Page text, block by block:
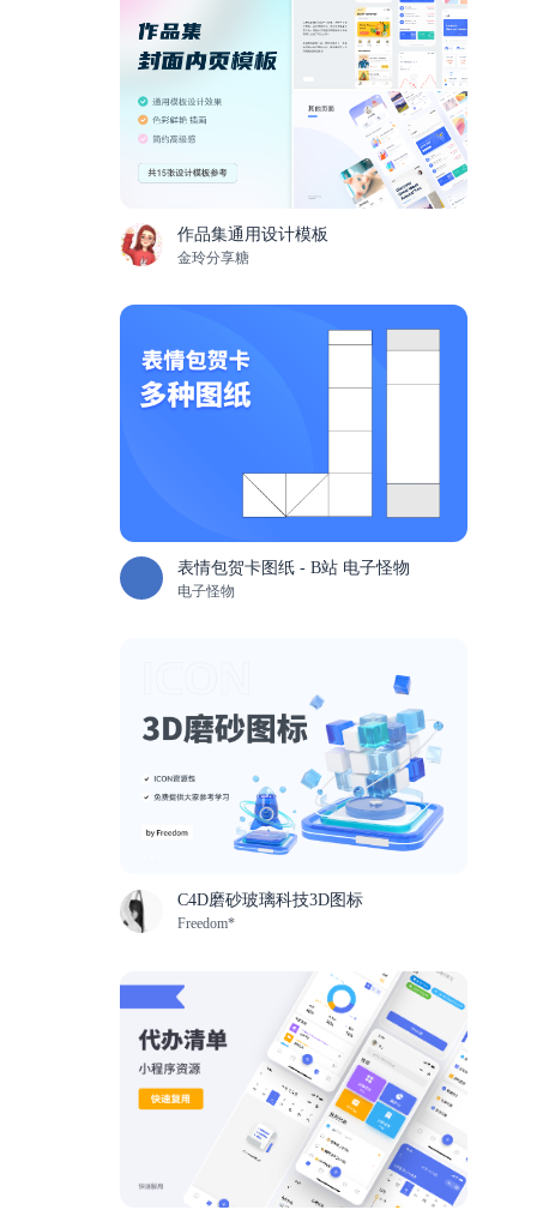
作品集通用设计模板
金玲分享糖
表情包贺卡图纸 - B站 电子怪物
电子怪物
C4D磨砂玻璃科技3D图标
Freedom*